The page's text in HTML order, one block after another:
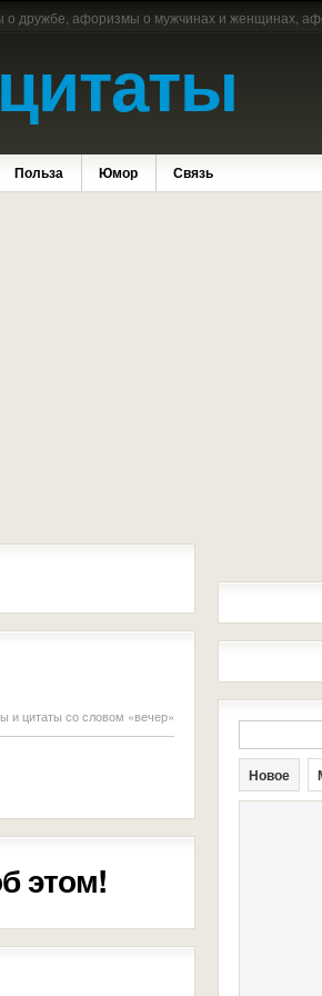
дружбе, афоризмы о мужчинах и женщинах,
Польза Юмор Связь
и цитаты со словом «вечер»
этом!
Новое